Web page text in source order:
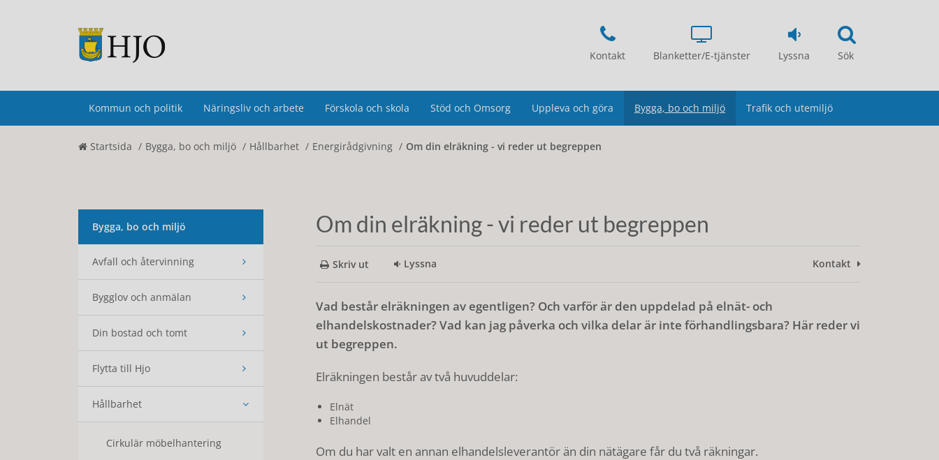
Kontakt Blanketter/E-tjänster Lyssna Sök
Kommun och politik Näringsliv och arbete Förskola och skola Stöd och Omsorg Uppleva och göra Bygga, bo och miljö Trafik och utemiljö
Startsida Bygga, bo och miljö Hållbarhet Energirådgivning Om din elräkning - vi reder ut begreppen
Bygga, bo och miljö
Avfall och återvinning
Bygglov och anmälan
Din bostad och tomt
Flytta till Hjo
Hållbarhet
Cirkulär möbelhantering
Om din elräkning - vi reder ut begreppen
Skriv ut Lyssna Kontakt
Vad består elräkningen av egentligen? Och varför är den uppdelad på elnät- och
elhandelskostnader? Vad kan jag påverka och vilka delar är inte förhandlingsbara? Här reder vi
ut begreppen.
Elräkningen består av två huvuddelar:
Elnät
Elhandel
Om du har valt en annan elhandelsleverantör än din nätägare får du två räkningar.